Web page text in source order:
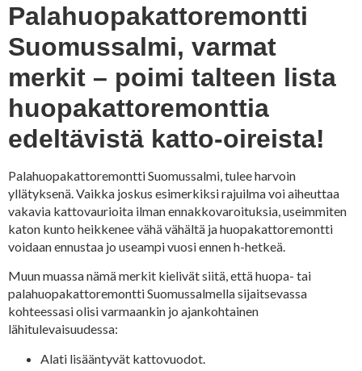
Palahuopakattoremontti
Suomussalmi, varmat
merkit – poimi talteen lista
huopakattoremonttia
edeltävistä katto-oireista!
Palahuopakattoremontti Suomussalmi, tulee harvoin
yllätyksenä. Vaikka joskus esimerkiksi rajuilma voi aiheuttaa
vakavia kattovaurioita ilman ennakkovaroituksia, useimmiten
katon kunto heikkenee vähä vähältä ja huopakattoremontti
voidaan ennustaa jo useampi vuosi ennen h-hetkeä.
Muun muassa nämä merkit kielivät siitä, että huopa- tai
palahuopakattoremontti Suomussalmella sijaitsevassa
kohteessasi olisi varmaankin jo ajankohtainen
lähitulevaisuudessa:
Alati lisääntyvät kattovuodot.